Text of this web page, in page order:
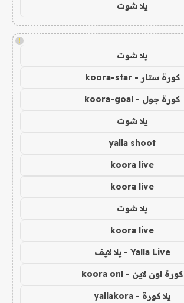
يلا شوت
!
يلا شوت
كورة ستار - koora-star
كورة جول - koora-goal
يلا شوت
yalla shoot
koora live
koora live
يلا شوت
koora live
Yalla Live - يلا لايف
كورة اون لاين - koora onl
يلا كورة - yallakora